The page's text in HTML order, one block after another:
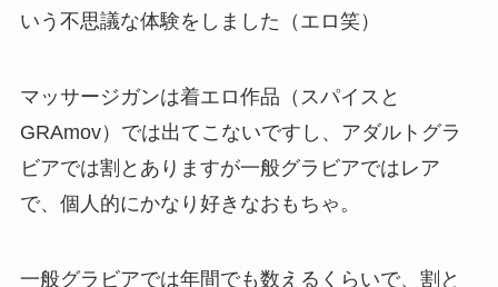
いう不思議な体験をしました（エロ笑）
マッサージガンは着エロ作品（スパイスと
GRAmov）では出てこないですし、アダルトグラ
ビアでは割とありますが一般グラビアではレア
で、個人的にかなり好きなおもちゃ。
一般グラビアでは年間でも数えるくらいで、割と